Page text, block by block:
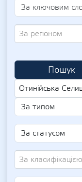
За регіоном
Пошук
Отинійська
За класифікацією